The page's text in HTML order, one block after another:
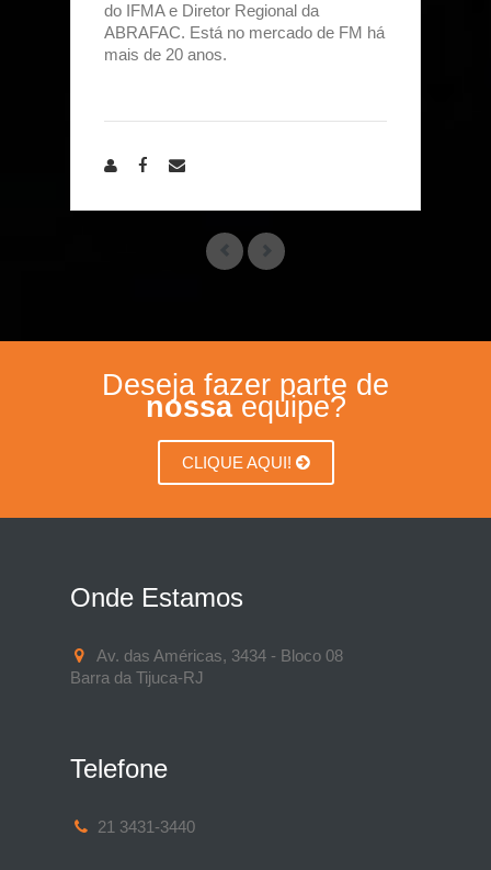
do IFMA e Diretor Regional da
ABRAFAC. Está no mercado de FM há
mais de 20 anos.
Deseja fazer parte de
nossaequipe?
CLIQUE AQUI!
Onde Estamos
Av. das Américas, 3434 - Bloco 08
Barra da Tijuca-RJ
Telefone
21 3431-3440